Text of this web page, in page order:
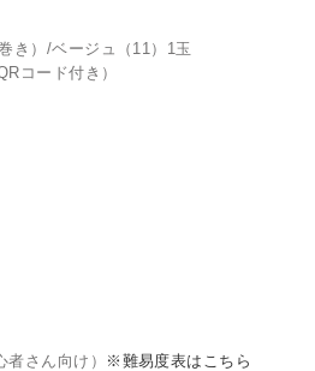
き）/ベージュ（11）1玉
コード付き）
さん向け）
※難易度表はこちら